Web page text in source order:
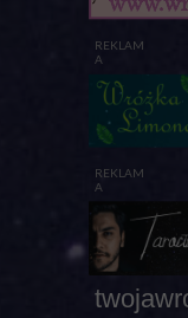
REKLAM
A
REKLAM
A